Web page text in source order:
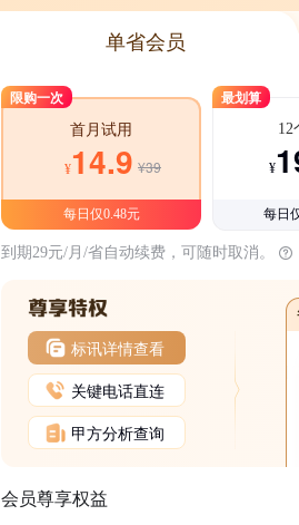
单省会员
限购一次
首月试用
¥14.9 ¥39
每日仅0.48元
最划算
12
¥
每日
到期29元/月/省自动续费，可随时取消。
标讯详情查看
关键电话直连
甲方分析查询
会员尊享权益